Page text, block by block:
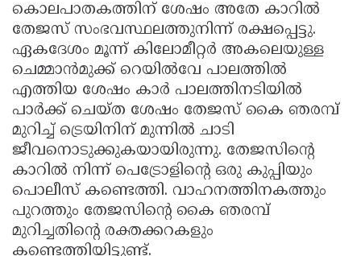
കൊലപാതകത്തിന് ശേഷം അതേ കാറിൽ
തേജസ് സംഭവസ്ഥലത്തുനിന്ന് രക്ഷപ്പെട്ടു.
ഏകദേശം മൂന്ന് കിലോമീറ്റർ അകലെയുള്ള
ചെമ്മാൻമുക്ക് റെയിൽവേ പാലത്തിൽ
എത്തിയ ശേഷം കാർ പാലത്തിനടിയിൽ
പാർക്ക് ചെയ്ത ശേഷം തേജസ് കൈ ഞരമ്പ്
മുറിച്ച് ട്രെയിനിന് മുന്നിൽ ചാടി
ജീവനൊടുക്കുകയായിരുന്നു. തേജസിന്റെ
കാറിൽ നിന്ന് പെട്രോളിന്റെ ഒരു കുപ്പിയും
പൊലീസ് കണ്ടെത്തി. വാഹനത്തിനകത്തും
പുറത്തും തേജസിന്റെ കൈ ഞരമ്പ്
മുറിച്ചതിന്റെ രക്തക്കറകളും
കണ്ടെത്തിയിട്ടുണ്ട്.